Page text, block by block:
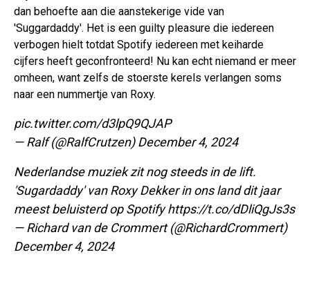
dan behoefte aan die aanstekerige vide van
'Suggardaddy'. Het is een guilty pleasure die iedereen
verbogen hielt totdat Spotify iedereen met keiharde
cijfers heeft geconfronteerd! Nu kan echt niemand er meer
omheen, want zelfs de stoerste kerels verlangen soms
naar een nummertje van Roxy.
pic.twitter.com/d3lpQ9QJAP
— Ralf (@RalfCrutzen)December 4, 2024
Nederlandse muziek zit nog steeds in de lift.
'Sugardaddy' van Roxy Dekker in ons land dit jaar
meest beluisterd op Spotifyhttps://t.co/dDliQgJs3s
— Richard van de Crommert (@RichardCrommert)
December 4, 2024